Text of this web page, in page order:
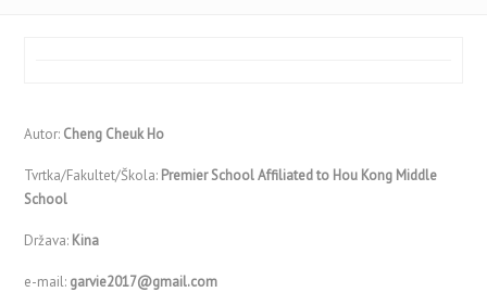
Autor: Cheng Cheuk Ho
Tvrtka/Fakultet/Škola: Premier School Affiliated to Hou Kong Middle
School
Država: Kina
e-mail: garvie2017@gmail.com